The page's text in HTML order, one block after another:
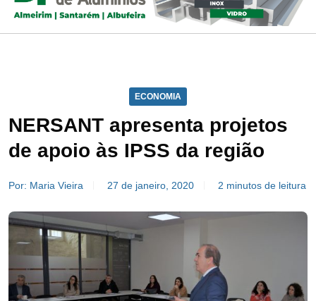
ECONOMIA
NERSANT apresenta projetos
de apoio às IPSS da região
Por: Maria Vieira 27 de janeiro, 2020 2 minutos de leitura